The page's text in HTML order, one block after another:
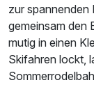
zur spannenden
gemeinsam den
mutig in einen
Skifahren lockt,